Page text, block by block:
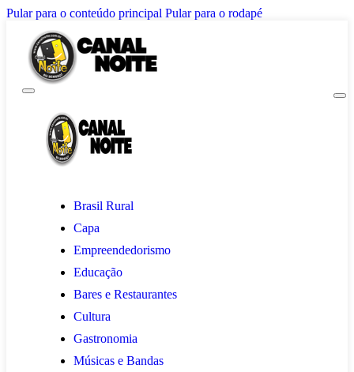
Pular para o conteúdo principal Pular para o rodapé
Brasil Rural
Capa
Empreendedorismo
Educação
Bares e Restaurantes
Cultura
Gastronomia
Músicas e Bandas